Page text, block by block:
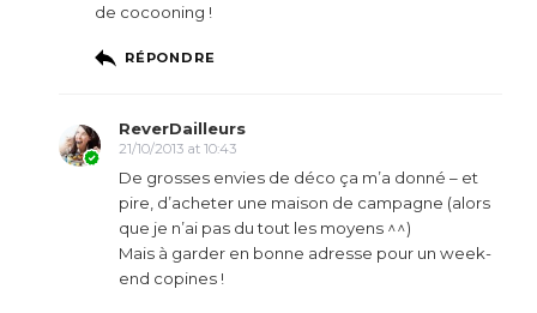
de cocooning !
RÉPONDRE
ReverDailleurs
21/10/2013 at 10:43
De grosses envies de déco ça m’a donné – et
pire, d’acheter une maison de campagne (alors
que je n’ai pas du tout les moyens ^^)
Mais à garder en bonne adresse pour un week-
end copines !